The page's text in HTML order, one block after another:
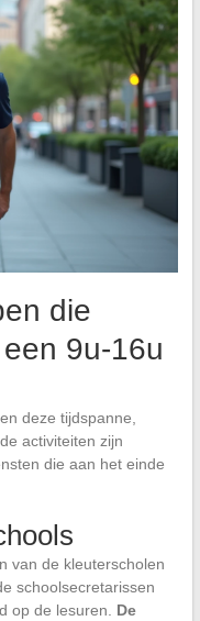
die
9u-16u
deze tijdspanne,
activiteiten zijn
die aan het einde
van de kleuterscholen
schoolsecretarissen
op de lesuren. De